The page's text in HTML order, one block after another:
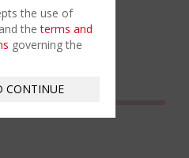
the use of
and theterms and
governing the
CONTINUE